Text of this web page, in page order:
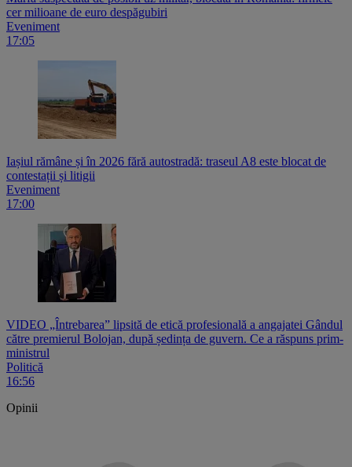
cer milioane de euro despăgubiri
Eveniment
17:05
Iașiul rămâne și în 2026 fără autostradă: traseul A8 este blocat de
contestații și litigii
Eveniment
17:00
VIDEO „Întrebarea” lipsită de etică profesională a angajatei Gândul
către premierul Bolojan, după ședința de guvern. Ce a răspuns prim-
ministrul
Politică
16:56
Opinii